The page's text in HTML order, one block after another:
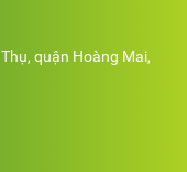
quận Hoàng Mai,